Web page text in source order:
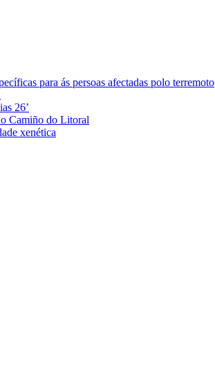
para ás persoas afectadas polo terremoto
26’
Camiño do Litoral
xenética